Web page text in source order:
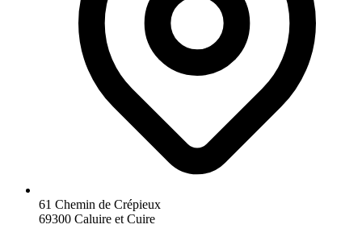
61 Chemin de Crépieux
69300 Caluire et Cuire